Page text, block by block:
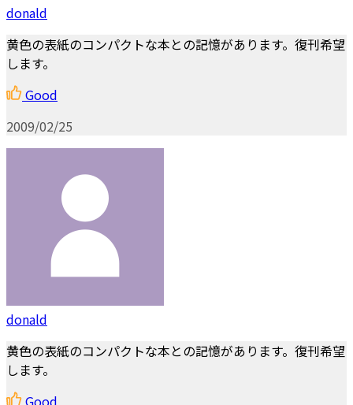
donald
黄色の表紙のコンパクトな本との記憶があります。復刊希望
します。
Good
2009/02/25
donald
黄色の表紙のコンパクトな本との記憶があります。復刊希望
します。
Good